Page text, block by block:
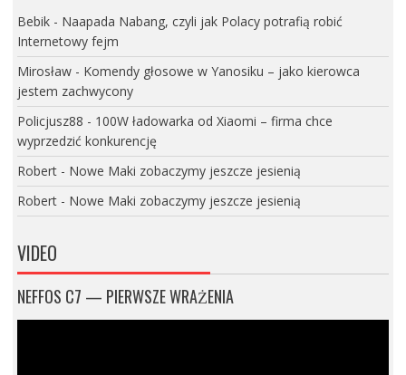
Bebik- Naapada Nabang, czyli jak Polacy potrafią robić
Internetowy fejm
Mirosław- Komendy głosowe w Yanosiku – jako kierowca
jestem zachwycony
Policjusz88 - 100W ładowarka od Xiaomi – firma chce
wyprzedzić konkurencję
Robert- Nowe Maki zobaczymy jeszcze jesienią
Robert- Nowe Maki zobaczymy jeszcze jesienią
VIDEO
NEFFOS C7 — PIERWSZE WRAŻENIA